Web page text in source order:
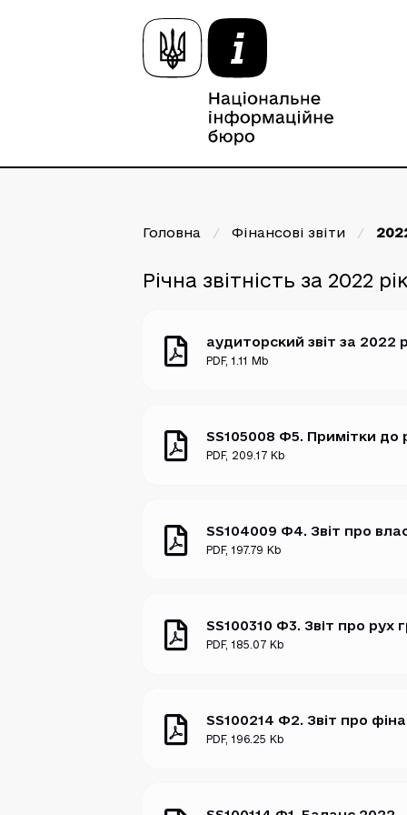
Головна / Фінансові звіти /
Річна звітність за 2022 рік
аудиторский звіт за 2022
PDF, 1.11 Mb
SS105008 Ф5. Примітки до
PDF, 209.17 Kb
SS104009 Ф4. Звіт про
PDF, 197.79 Kb
SS100310 Ф3. Звiт про
PDF, 185.07 Kb
SS100214 Ф2. Звіт про
PDF, 196.25 Kb